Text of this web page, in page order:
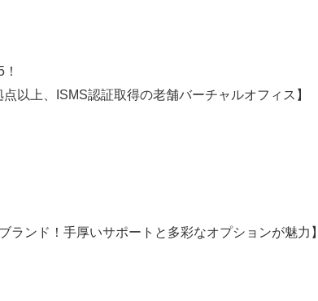
以上、ISMS認証取得の老舗バーチャルオフィス】
ランド！手厚いサポートと多彩なオプションが魅力】